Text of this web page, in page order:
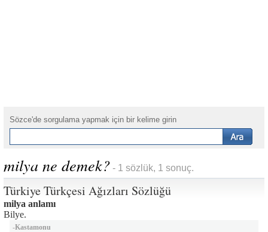
Sözce'de sorgulama yapmak için bir kelime girin
milya ne demek? - 1 sözlük, 1 sonuç.
Türkiye Türkçesi Ağızları Sözlüğü
milya anlamı
Bilye.
-Kastamonu